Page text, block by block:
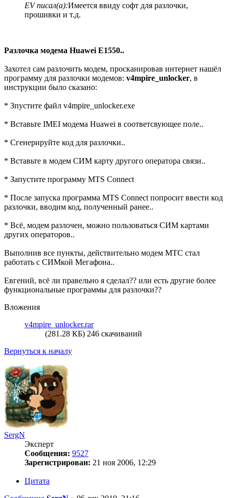
EV писал(а):Имеется ввиду софт для разлочки,
прошивки и т.д.
Разлочка модема Huawei E1550..
Захотел сам разлочить модем, просканировав интернет нашёл
программу для разлочки модемов: v4mpire_unlocker, в
инструкции было сказано:
* Зпустите файл v4mpire_unlocker.exe
* Вставьте IMEI модема Huawei в соответсвующее поле..
* Сгенерируйте код для разлочки..
* Вставьте в модем СИМ карту другого оператора связи..
* Запустите программу MTS Connect
* После запуска программа MTS Connect попросит ввести код
разлочки, вводим код, полученный ранее..
* Всё, модем разлочен, можно пользоваться СИМ картами
других операторов..
Выполнив все пункты, действительно модем МТС стал
работать с СИМкой Мегафона..
Евгений, всё ли правельно я сделал?? или есть другие более
функциональные программы для разлочки??
Вложения
v4mpire_unlocker.rar
(281.28 КБ) 246 скачиваний
Вернуться к началу
SergN
Эксперт
Сообщения: 9527
Зарегистрирован: 21 ноя 2006, 12:29
Цитата